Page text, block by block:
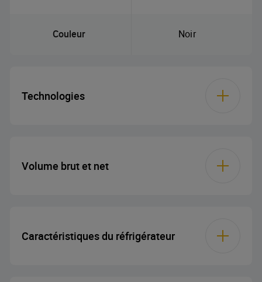
Couleur Noir
Technologies
Volume brut et net
Caractéristiques du réfrigérateur